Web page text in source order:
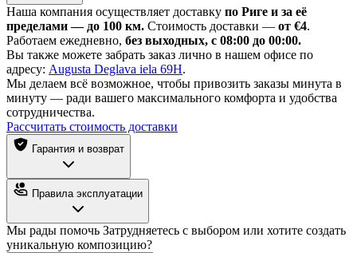
Наша компания осуществляет доставку по Риге и за её
пределами — до 100 км. Стоимость доставки — от €4.
Работаем ежедневно, без выходных, с 08:00 до 00:00.
Вы также можете забрать заказ лично в нашем офисе по
адресу: Augusta Deglava iela 69H.
Мы делаем всё возможное, чтобы привозить заказы минута в
минуту — ради вашего максимального комфорта и удобства
сотрудничества.
Рассчитать стоимость доставки
Гарантия и возврат
Правила эксплуатации
Мы рады помочь Затрудняетесь с выбором или хотите создать
уникальную композицию?